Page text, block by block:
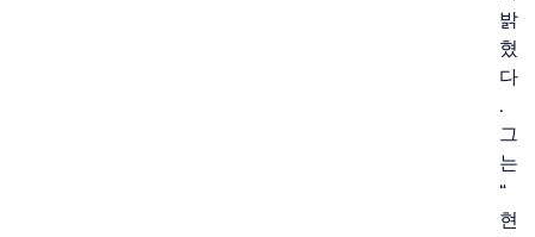
밝
혔
다
.
그
는
“
현